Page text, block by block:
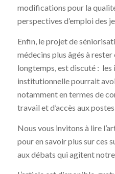
modifications pour la
perspectives d’emploi des
Enfin, le projet de
médecins plus âgés à
longtemps, est discuté :
institutionnelle pourrait
notamment en termes de
travail et d’accès aux
Nous vous invitons à lire
pour en savoir plus sur ces
aux débats qui agitent